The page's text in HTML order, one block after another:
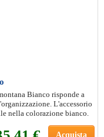
Bianco risponde a
L'accessorio
nella colorazione bianco.
Acquista